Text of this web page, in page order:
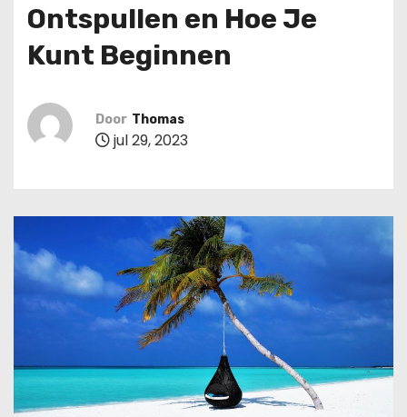
Ontspullen en Hoe Je
Kunt Beginnen
Door Thomas
jul 29, 2023